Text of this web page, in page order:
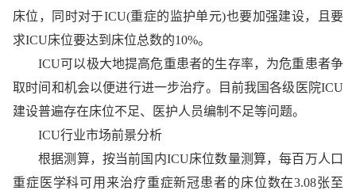
床位，同时对于ICU(重症的监护单元)也要加强建设，且要
求ICU床位要达到床位总数的10%。
ICU可以极大地提高危重患者的生存率，为危重患者争
取时间和机会以便进行进一步治疗。目前我国各级医院ICU
建设普遍存在床位不足、医护人员编制不足等问题。
ICU行业市场前景分析
根据测算，按当前国内ICU床位数量测算，每百万人口
重症医学科可用来治疗重症新冠患者的床位数在3.08张至